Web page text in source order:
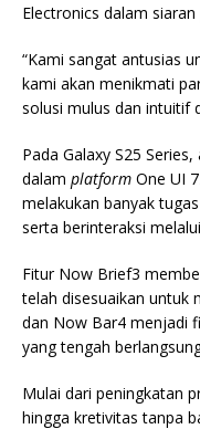
Electronics dalam
“Kami sangat antusias
kami akan menikmati
solusi mulus dan intuitif
Pada Galaxy S25
dalam platform One UI
melakukan banyak
serta berinteraksi
Fitur Now Brief3
telah disesuaikan untuk
dan Now Bar4 menjadi
yang tengah
Mulai dari peningkatan
hingga kretivitas tanpa